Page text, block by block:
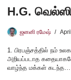
H.G.
ஜனனி ரமேஷ்
1. பிரபஞ்சத்தில் நம்
அறியப்படாத கதையாகவே
வாழ்ந்த மக்கள் கடந்த…